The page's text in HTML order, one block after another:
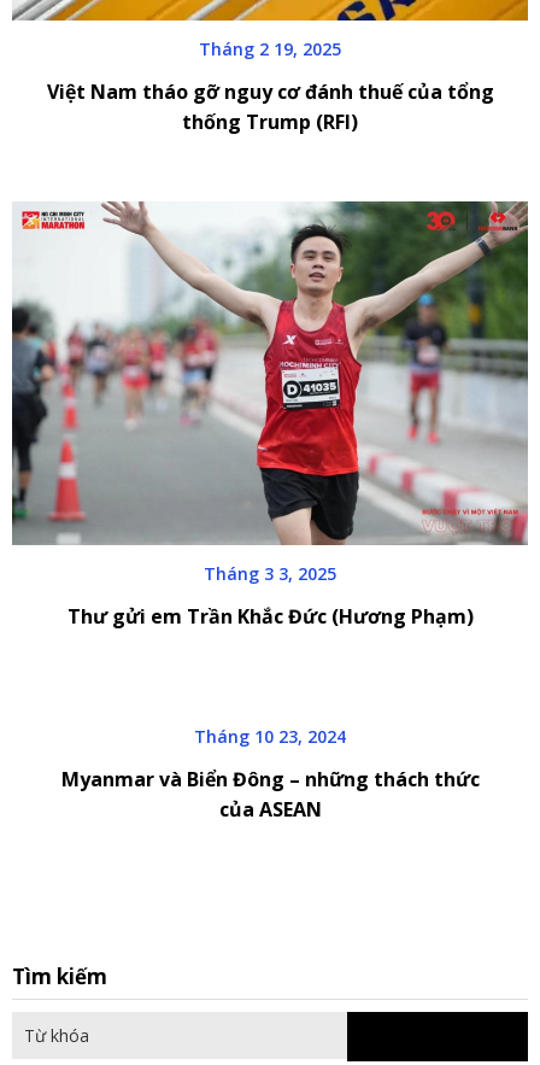
Tháng 2 19, 2025
Việt Nam tháo gỡ nguy cơ đánh thuế của tổng
thống Trump (RFI)
Tháng 3 3, 2025
Thư gửi em Trần Khắc Đức (Hương Phạm)
Tháng 10 23, 2024
Myanmar và Biển Đông – những thách thức
của ASEAN
Tìm kiếm